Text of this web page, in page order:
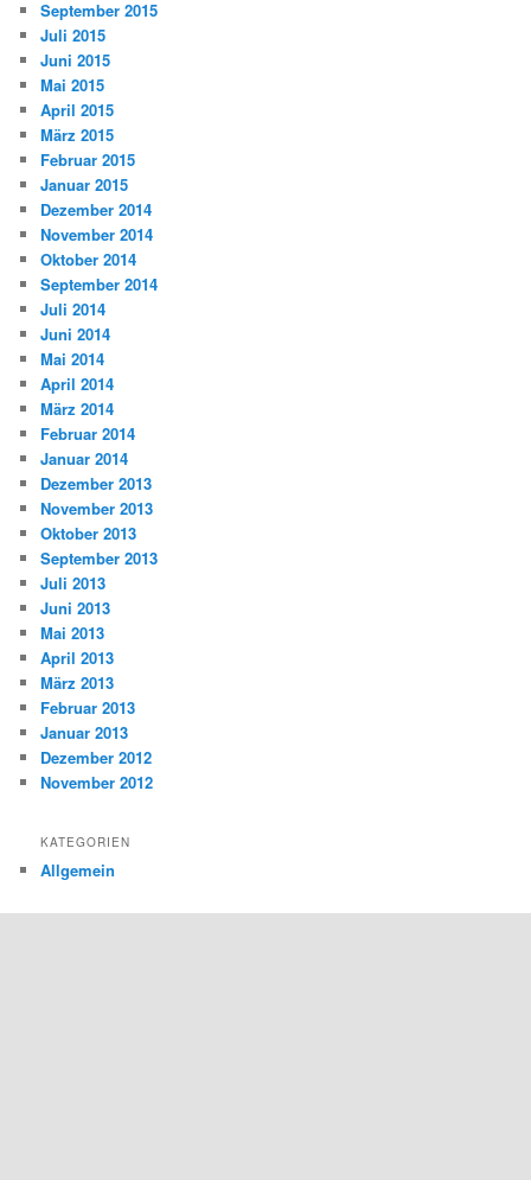
September 2015
Juli 2015
Juni 2015
Mai 2015
April 2015
März 2015
Februar 2015
Januar 2015
Dezember 2014
November 2014
Oktober 2014
September 2014
Juli 2014
Juni 2014
Mai 2014
April 2014
März 2014
Februar 2014
Januar 2014
Dezember 2013
November 2013
Oktober 2013
September 2013
Juli 2013
Juni 2013
Mai 2013
April 2013
März 2013
Februar 2013
Januar 2013
Dezember 2012
November 2012
KATEGORIEN
Allgemein